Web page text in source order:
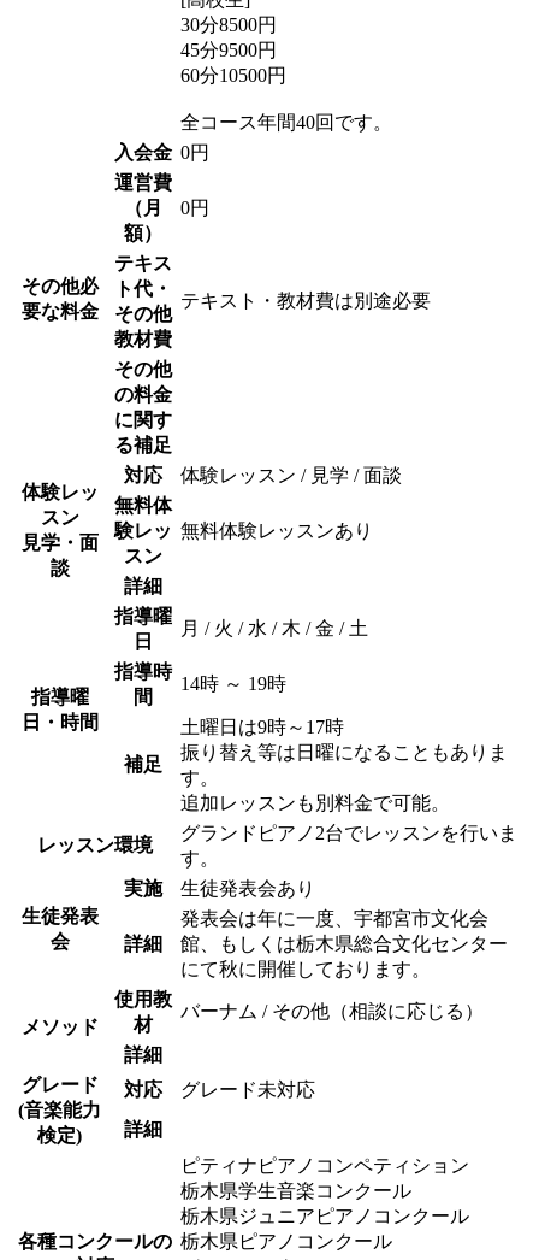
30分8500円
45分9500円
60分10500円
全コース年間40回です。
その他必
要な料金
入会金 0円
運営費
（月
額）
0円
テキス
ト代・
その他
教材費
テキスト・教材費は別途必要
その他
の料金
に関す
る補足
体験レッ
スン
見学・面
談
対応
体験レッスン / 見学 / 面談
無料体
験レッ
スン
無料体験レッスンあり
詳細
指導曜
日・時間
指導曜
日
月 / 火 / 水 / 木 / 金 / 土
指導時
間
14時 ～ 19時
補足
土曜日は9時～17時
振り替え等は日曜になることもありま
す。
追加レッスンも別料金で可能。
レッスン環境
グランドピアノ2台でレッスンを行いま
す。
生徒発表
会
実施 生徒発表会あり
詳細
発表会は年に一度、宇都宮市文化会
館、もしくは栃木県総合文化センター
にて秋に開催しております。
メソッド
使用教
材
バーナム / その他（相談に応じる）
詳細
グレード
(音楽能力
検定)
対応
グレード未対応
詳細
各種コンクールの
ピティナピアノコンペティション
栃木県学生音楽コンクール
栃木県ジュニアピアノコンクール
栃木県ピアノコンクール